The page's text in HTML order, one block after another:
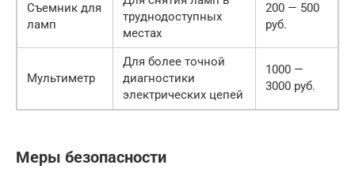
Съемник для
ламп
труднодоступных
местах
200 — 500
руб.
Мультиметр
Для более точной
диагностики
электрических цепей
1000 —
3000 руб.
Меры безопасности